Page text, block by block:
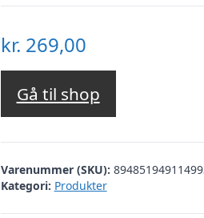
kr. 269,00
Gå til shop
Varenummer (SKU):
Kategori: Produkter